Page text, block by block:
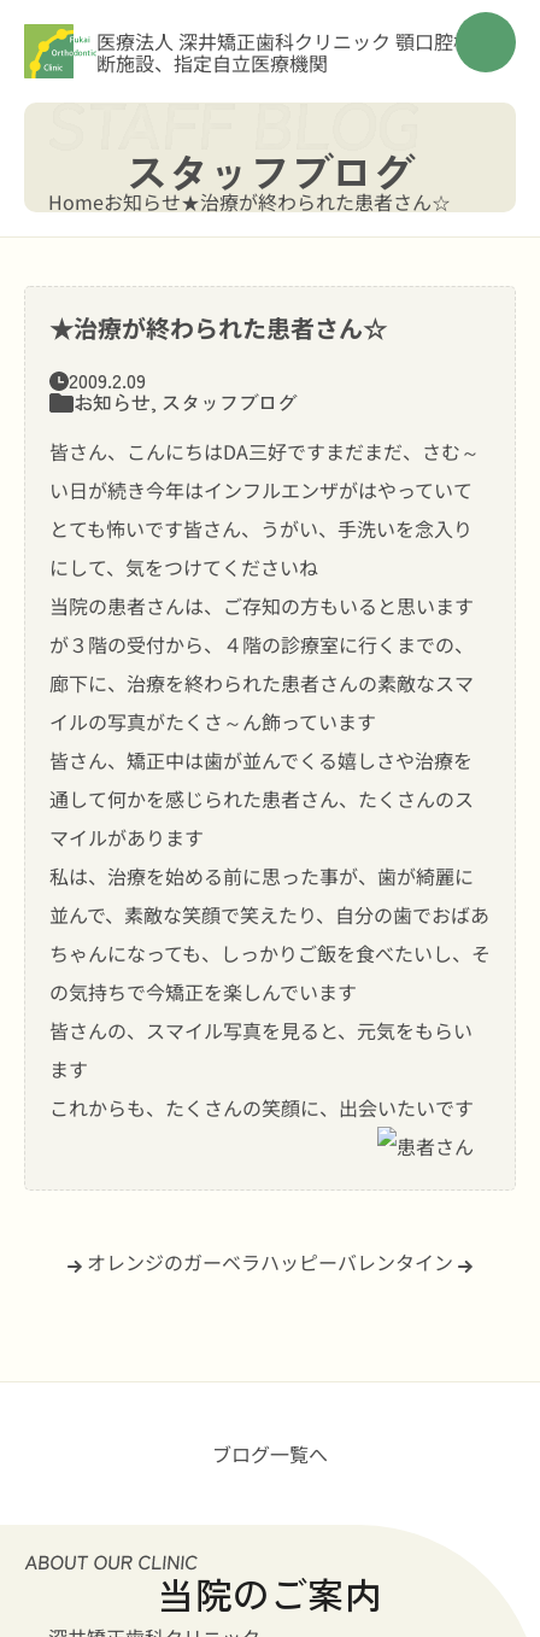
医療法人 深井矯正歯科クリニック 顎口腔機能診
断施設、指定自立医療機関
スタッフブログ
Homeお知らせ★治療が終わられた患者さん☆
★治療が終わられた患者さん☆
2009.2.09
お知らせ, スタッフブログ
皆さん、こんにちはDA三好ですまだまだ、さむ～
い日が続き今年はインフルエンザがはやっていて
とても怖いです皆さん、うがい、手洗いを念入り
にして、気をつけてくださいね
当院の患者さんは、ご存知の方もいると思います
が３階の受付から、４階の診療室に行くまでの、
廊下に、治療を終わられた患者さんの素敵なスマ
イルの写真がたくさ～ん飾っています
皆さん、矯正中は歯が並んでくる嬉しさや治療を
通して何かを感じられた患者さん、たくさんのス
マイルがあります
私は、治療を始める前に思った事が、歯が綺麗に
並んで、素敵な笑顔で笑えたり、自分の歯でおばあ
ちゃんになっても、しっかりご飯を食べたいし、そ
の気持ちで今矯正を楽しんでいます
皆さんの、スマイル写真を見ると、元気をもらい
ます
これからも、たくさんの笑顔に、出会いたいです
オレンジのガーベラハッピーバレンタイン
ブログ一覧へ
当院のご案内